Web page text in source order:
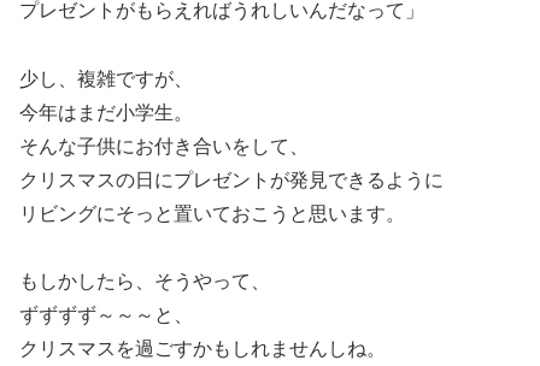
プレゼントがもらえればうれしいんだなって」
少し、複雑ですが、
今年はまだ小学生。
そんな子供にお付き合いをして、
クリスマスの日にプレゼントが発見できるように
リビングにそっと置いておこうと思います。
もしかしたら、そうやって、
ずずずず～～～と、
クリスマスを過ごすかもしれませんしね。